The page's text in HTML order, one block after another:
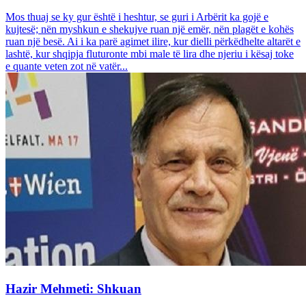
Mos thuaj se ky gur është i heshtur, se guri i Arbërit ka gojë e
kujtesë; nën myshkun e shekujve ruan një emër, nën plagët e kohës
ruan një besë. Ai i ka parë agimet ilire, kur dielli përkëdhelte altarët e
lashtë, kur shqipja fluturonte mbi male të lira dhe njeriu i kësaj toke
e quante veten zot në vatër...
Hazir Mehmeti: Shkuan